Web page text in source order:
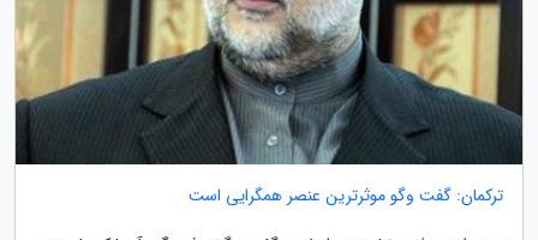
ترکمان: گفت وگو موثرترین عنصر همگرایی است